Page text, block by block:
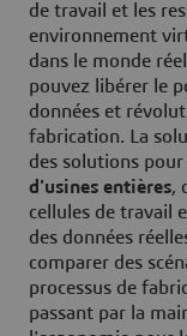
de travail et les
environnement
dans le monde
pouvez libérer le
données et
fabrication. La
des solutions
d'usines entières,
cellules de travail
des données
comparer des
processus de
passant par la